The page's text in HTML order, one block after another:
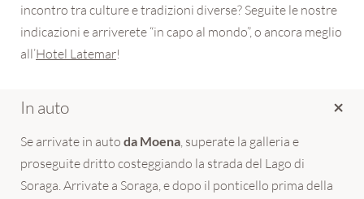
incontro tra culture e tradizioni diverse? Seguite le nostre
indicazioni e arriverete “in capo al mondo”, o ancora meglio
all’Hotel Latemar!
In auto
Se arrivate in auto da Moena , superate la galleria e
proseguite dritto costeggiando la strada del Lago di
Soraga. Arrivate a Soraga, e dopo il ponticello prima della